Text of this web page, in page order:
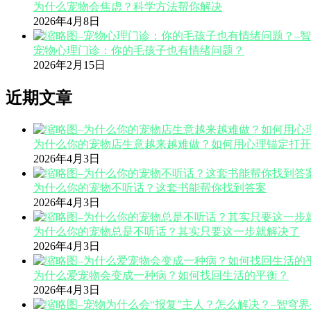
为什么宠物会焦虑？科学方法帮你解决
2026年4月8日
宠物心理门诊：你的毛孩子也有情绪问题？
2026年2月15日
近期文章
为什么你的宠物店生意越来越难做？如何用心理锚定打
2026年4月3日
为什么你的宠物不听话？这套书能帮你找到答案
2026年4月3日
为什么你的宠物总是不听话？其实只要这一步就解决了
2026年4月3日
为什么爱宠物会变成一种病？如何找回生活的平衡？
2026年4月3日